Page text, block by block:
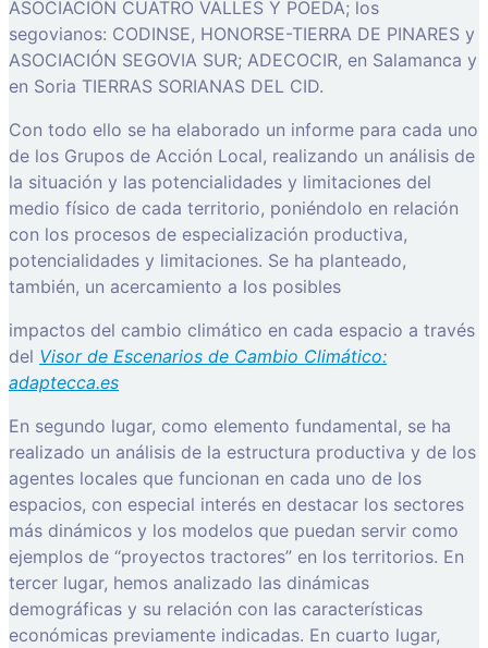
ASOCIACIÓN CUATRO VALLES Y POEDA; los
segovianos: CODINSE, HONORSE-TIERRA DE PINARES y
ASOCIACIÓN SEGOVIA SUR; ADECOCIR, en Salamanca y
en Soria TIERRAS SORIANAS DEL CID.
Con todo ello se ha elaborado un informe para cada uno
de los Grupos de Acción Local, realizando un análisis de
la situación y las potencialidades y limitaciones del
medio físico de cada territorio, poniéndolo en relación
con los procesos de especialización productiva,
potencialidades y limitaciones. Se ha planteado,
también, un acercamiento a los posibles
impactos del cambio climático en cada espacio a través
del Visor de Escenarios de Cambio Climático:
adaptecca.es
En segundo lugar, como elemento fundamental, se ha
realizado un análisis de la estructura productiva y de los
agentes locales que funcionan en cada uno de los
espacios, con especial interés en destacar los sectores
más dinámicos y los modelos que puedan servir como
ejemplos de “proyectos tractores” en los territorios. En
tercer lugar, hemos analizado las dinámicas
demográficas y su relación con las características
económicas previamente indicadas. En cuarto lugar,